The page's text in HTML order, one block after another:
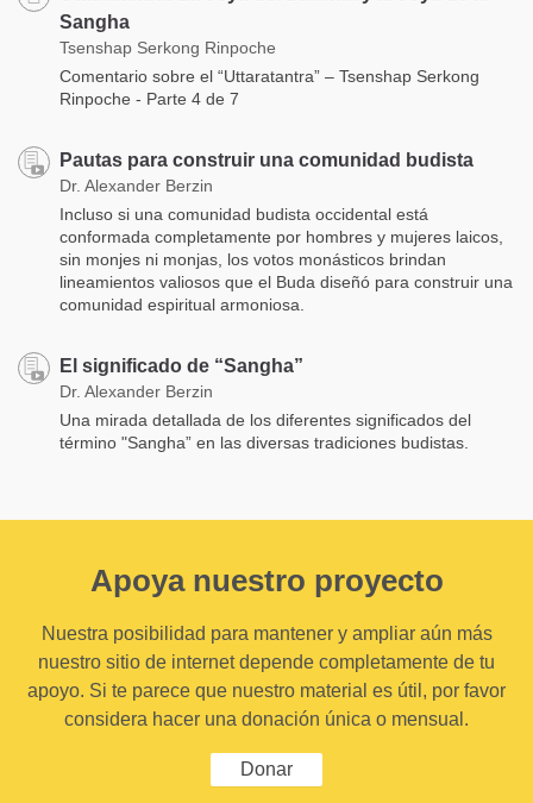
Sangha
Tsenshap Serkong Rinpoche
Comentario sobre el “Uttaratantra” – Tsenshap Serkong
Rinpoche - Parte 4 de 7
Pautas para construir una comunidad budista
Dr. Alexander Berzin
Incluso si una comunidad budista occidental está
conformada completamente por hombres y mujeres laicos,
sin monjes ni monjas, los votos monásticos brindan
lineamientos valiosos que el Buda diseñó para construir una
comunidad espiritual armoniosa.
El significado de “Sangha”
Dr. Alexander Berzin
Una mirada detallada de los diferentes significados del
término "Sangha” en las diversas tradiciones budistas.
Apoya nuestro proyecto
Nuestra posibilidad para mantener y ampliar aún más
nuestro sitio de internet depende completamente de tu
apoyo. Si te parece que nuestro material es útil, por favor
considera hacer una donación única o mensual.
Donar